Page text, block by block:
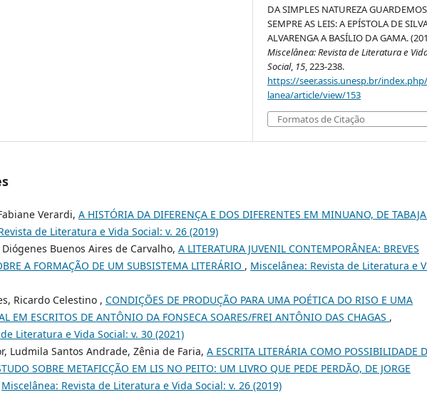
DA SIMPLES NATUREZA GUARDEMOS
SEMPRE AS LEIS: A EPÍSTOLA DE
ALVARENGA A BASÍLIO DA GAMA.
Miscelânea: Revista de Literatura e
Social, 15, 223-238.
https://seer.assis.unesp.br/
lanea/article/view/153
Formatos de Citação
Verardi, A HISTÓRIA DA DIFERENÇA E DOS DIFERENTES EM MINUANO, DE
de Literatura e Vida Social: v. 26 (2019)
Buenos Aires de Carvalho, A LITERATURA JUVENIL CONTEMPORÂNEA: BREVES
A FORMAÇÃO DE UM SUBSISTEMA LITERÁRIO , Miscelânea: Revista de Literatura e
Ricardo Celestino , CONDIÇÕES DE PRODUÇÃO PARA UMA POÉTICA DO RISO E UMA
EM ESCRITOS DE ANTÔNIO DA FONSECA SOARES/FREI ANTÔNIO DAS CHAGAS ,
Literatura e Vida Social: v. 30 (2021)
Ludmila Santos Andrade, Zênia de Faria, A ESCRITA LITERÁRIA COMO POSSIBILIDADE
SOBRE METAFICÇÃO EM LIS NO PEITO: UM LIVRO QUE PEDE PERDÃO, DE JORGE
Miscelânea: Revista de Literatura e Vida Social: v. 26 (2019)